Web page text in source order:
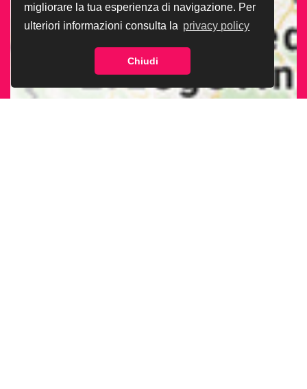
migliorare la tua esperienza di navigazione. Per
ulteriori informazioni consulta la privacy policy
Chiudi